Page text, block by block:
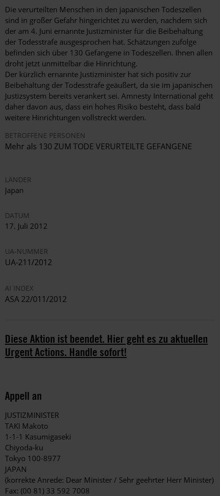
Die verurteilten Menschen in den japanischen Todeszellen
sind in großer Gefahr hingerichtet zu werden, nachdem sich
der am 4. Juni ernannte Justizminister für die Beibehaltung
der Todesstrafe ausgesprochen hat. Schätzungen zufolge
befinden sich über 130 Gefangene in Todeszellen. Ihnen allen
droht jetzt unmittelbar die Hinrichtung.
Der kürzlich ernannte Justizminister hat sich positiv zur
Beibehaltung der Todesstrafe geäußert, da sie im japanischen
Justizsystem bereits verankert sei. Amnesty International geht
daher davon aus, dass ein hohes Risiko besteht, dass bald
weitere Hinrichtungen vollstreckt werden.
BETROFFENE PERSONEN
Mehr als 130 ZUM TODE VERURTEILTE GEFANGENE
LÄNDER
Japan
DATUM
17. Juli 2012
UA-NUMMER
UA-211/2012
AI INDEX
ASA 22/011/2012
Diese Aktion ist beendet. Hier geht es zu aktuellen
Urgent Actions. Handle sofort!
Appell an
JUSTIZMINISTER
TAKI Makoto
1-1-1 Kasumigaseki
Chiyoda-ku
Tokyo 100-8977
JAPAN
(korrekte Anrede: Dear Minister / Sehr geehrter Herr Minister)
Fax: (00 81) 33 592 7008